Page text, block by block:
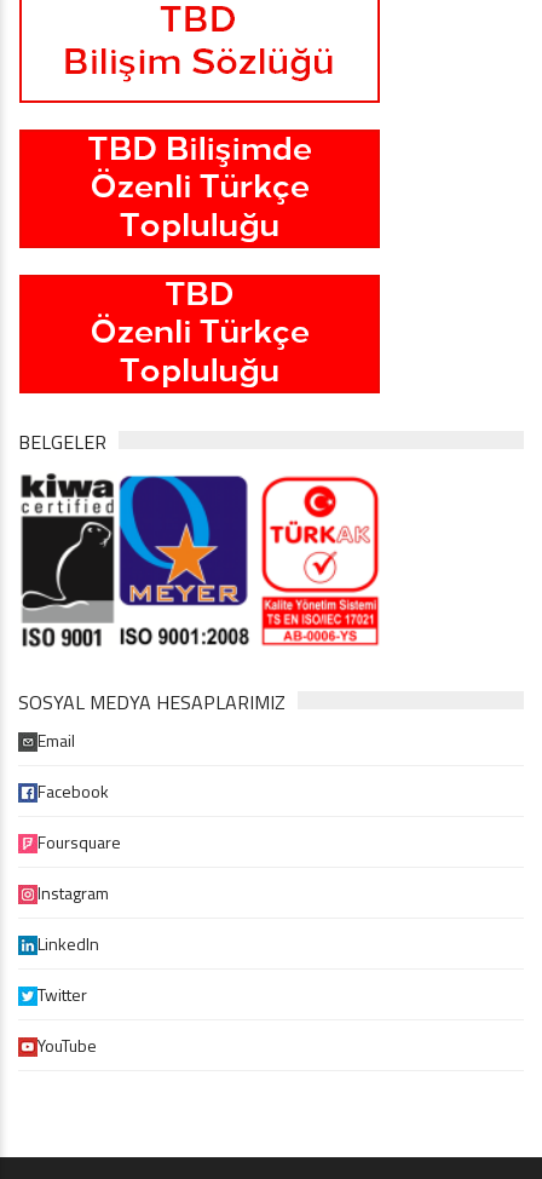
BELGELER
SOSYAL MEDYA HESAPLARIMIZ
Email
Facebook
Foursquare
Instagram
LinkedIn
Twitter
YouTube